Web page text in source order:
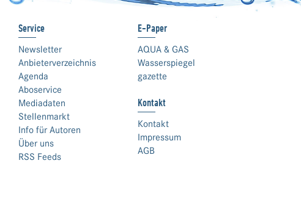
Service
Newsletter
Anbieterverzeichnis
Agenda
Aboservice
Mediadaten
Stellenmarkt
Info für Autoren
Über uns
RSS Feeds
E-Paper
AQUA & GAS
Wasserspiegel
gazette
Kontakt
Kontakt
Impressum
AGB